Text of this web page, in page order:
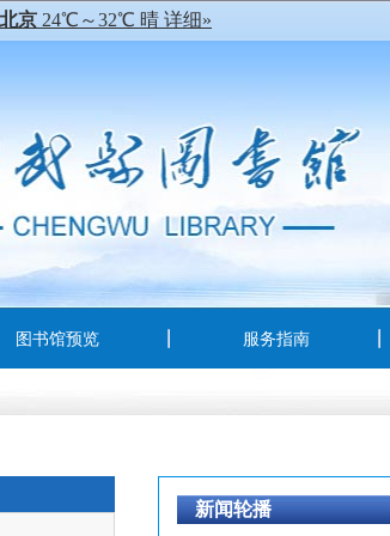
图书馆预览 服务指南
新闻轮播